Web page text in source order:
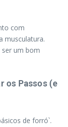
com
musculatura.
um bom
os Passos (e
de forró`.